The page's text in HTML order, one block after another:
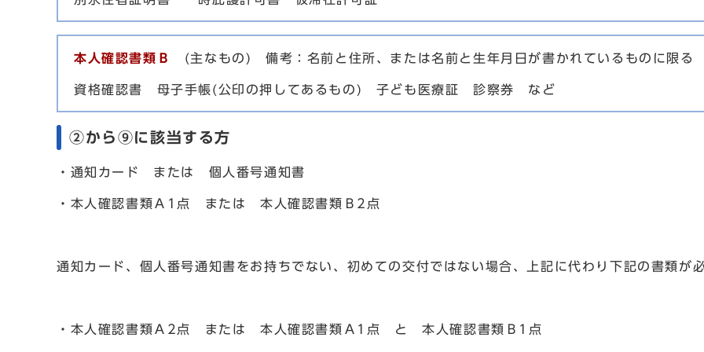
本人確認書類Ｂ (主なもの) 備考：名前と住所、または名前と生年月日が書かれているものに限る
資格確認書 母子手帳(公印の押してあるもの) 子ども医療証 診察券 など
②から⑨に該当する方
・通知カード または 個人番号通知書
・本人確認書類Ａ1点 または 本人確認書類Ｂ2点
通知カード、個人番号通知書をお持ちでない、初めての交付ではない場合、上記に代わり下記の書類が必
・本人確認書類Ａ2点 または 本人確認書類Ａ1点 と 本人確認書類Ｂ1点